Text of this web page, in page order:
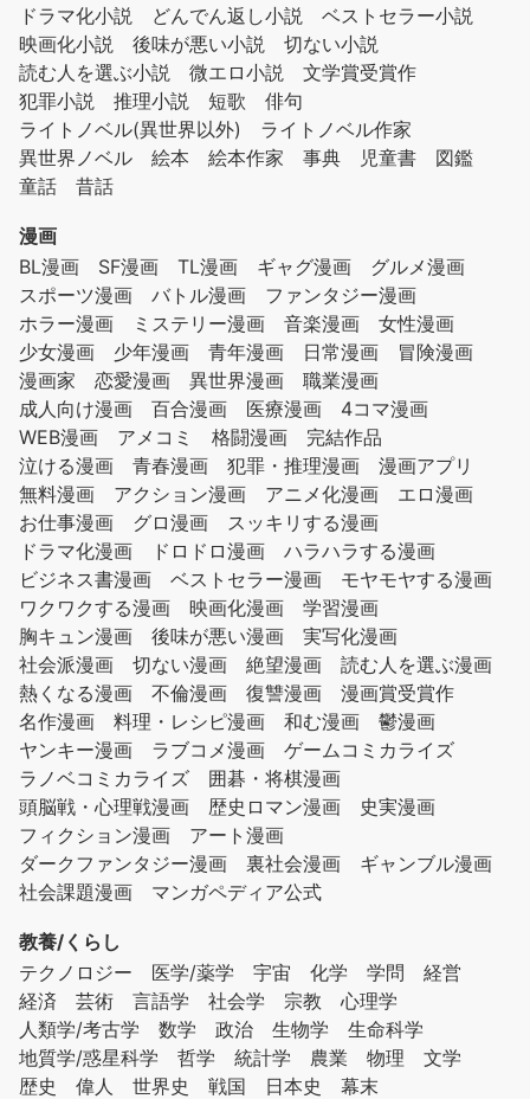
ドラマ化小説
どんでん返し小説
ベストセラー小説
映画化小説
後味が悪い小説
切ない小説
読む人を選ぶ小説
微エロ小説
文学賞受賞作
犯罪小説
推理小説 短歌
俳句
ライトノベル(異世界以外)
ライトノベル作家
異世界ノベル
絵本 絵本作家 事典 児童書
図鑑
童話
昔話
漫画
BL漫画
SF漫画 TL漫画 ギャグ漫画
グルメ漫画
スポーツ漫画
バトル漫画
ファンタジー漫画
ホラー漫画
ミステリー漫画 音楽漫画
女性漫画
少女漫画
少年漫画 青年漫画 日常漫画
冒険漫画
漫画家
恋愛漫画 異世界漫画
職業漫画
成人向け漫画
百合漫画 医療漫画
4コマ漫画
WEB漫画
アメコミ 格闘漫画
完結作品
泣ける漫画
青春漫画 犯罪・推理漫画
漫画アプリ
無料漫画
アクション漫画 アニメ化漫画
エロ漫画
お仕事漫画
グロ漫画
スッキリする漫画
ドラマ化漫画
ドロドロ漫画
ハラハラする漫画
ビジネス書漫画
ベストセラー漫画
モヤモヤする漫画
ワクワクする漫画
映画化漫画
学習漫画
胸キュン漫画
後味が悪い漫画
実写化漫画
社会派漫画
切ない漫画 絶望漫画
読む人を選ぶ漫画
熱くなる漫画
不倫漫画 復讐漫画
漫画賞受賞作
名作漫画
料理・レシピ漫画 和む漫画
鬱漫画
ヤンキー漫画
ラブコメ漫画
ゲームコミカライズ
ラノベコミカライズ
囲碁・将棋漫画
頭脳戦・心理戦漫画
歴史ロマン漫画
史実漫画
フィクション漫画
アート漫画
ダークファンタジー漫画
裏社会漫画
ギャンブル漫画
社会課題漫画
マンガペディア公式
教養/くらし
テクノロジー
医学/薬学 宇宙 化学 学問
経営
経済
芸術 言語学 社会学 宗教
心理学
人類学/考古学
数学 政治 生物学
生命科学
地質学/惑星科学
哲学 統計学 農業 物理
文学
歴史
偉人 世界史 戦国 日本史
幕末